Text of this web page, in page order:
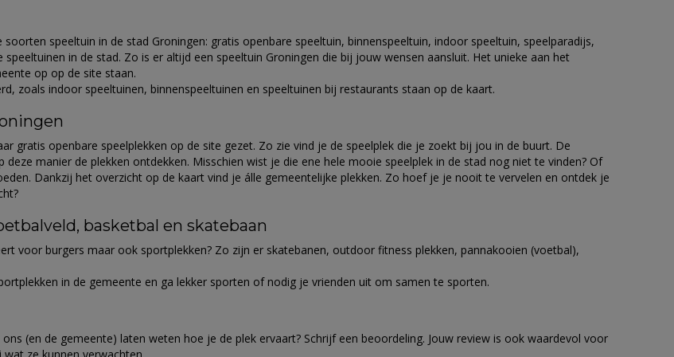
speeltuin in de stad Groningen: gratis openbare speeltuin, binnenspeeltuin, indoor speeltuin, speelparadijs,
in de stad. Zo is er altijd een speeltuin Groningen die bij jouw wensen aansluit. Het unieke aan het
op op de site staan.
zoals indoor speeltuinen, binnenspeeltuinen en speeltuinen bij restaurants staan op de kaart.
gratis openbare speelplekken op de site gezet. Zo zie vind je de speelplek die je zoekt bij jou in de buurt. De
manier de plekken ontdekken. Misschien wist je die ene hele mooie speelplek in de stad nog niet te vinden? Of
Dankzij het overzicht op de kaart vind je álle gemeentelijke plekken. Zo hoef je je nooit te vervelen en ontdek je
basketbal en skatebaan
voor burgers maar ook sportplekken? Zo zijn er skatebanen, outdoor fitness plekken, pannakooien (voetbal),
in de gemeente en ga lekker sporten of nodig je vrienden uit om samen te sporten.
(en de gemeente) laten weten hoe je de plek ervaart? Schrijf een beoordeling. Jouw review is ook waardevol voor